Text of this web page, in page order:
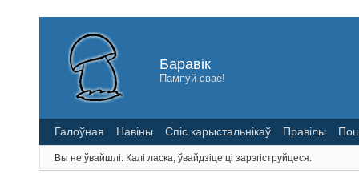
Баравік
Пампуй сваё!
Галоўная Навіны Спіс карыстальнікаў Правілы
Вы не ўвайшлі. Калі ласка, ўвайдзіце ці зарэгіструйцеся.